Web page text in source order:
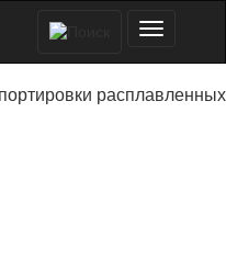
расплавленных